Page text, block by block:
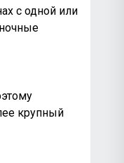
с одной или
крупный